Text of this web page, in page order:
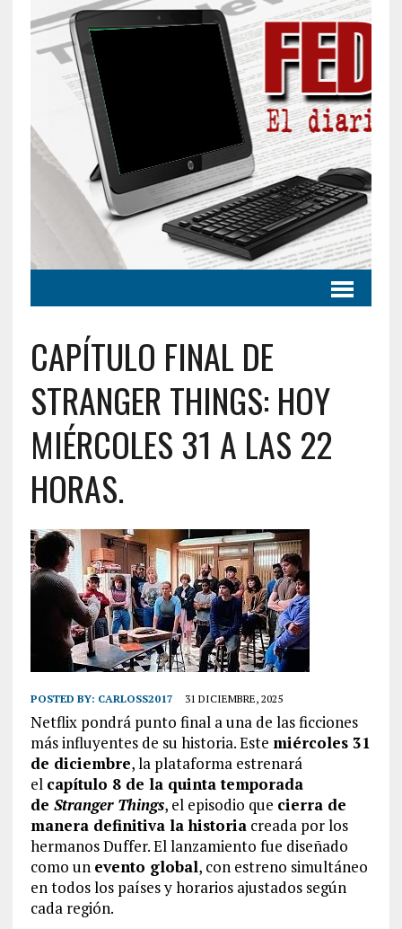
CAPÍTULO FINAL DE
STRANGER THINGS: HOY
MIÉRCOLES 31 A LAS 22
HORAS.
POSTED BY: CARLOSS2017 31 DICIEMBRE, 2025
Netflix pondrá punto final a una de las ficciones
más influyentes de su historia. Este miércoles 31
de diciembre, la plataforma estrenará
el capítulo 8 de la quinta temporada
de Stranger Things, el episodio que cierra de
manera definitiva la historiacreada por los
hermanos Duffer. El lanzamiento fue diseñado
como un evento global, con estreno simultáneo
en todos los países y horarios ajustados según
cada región.